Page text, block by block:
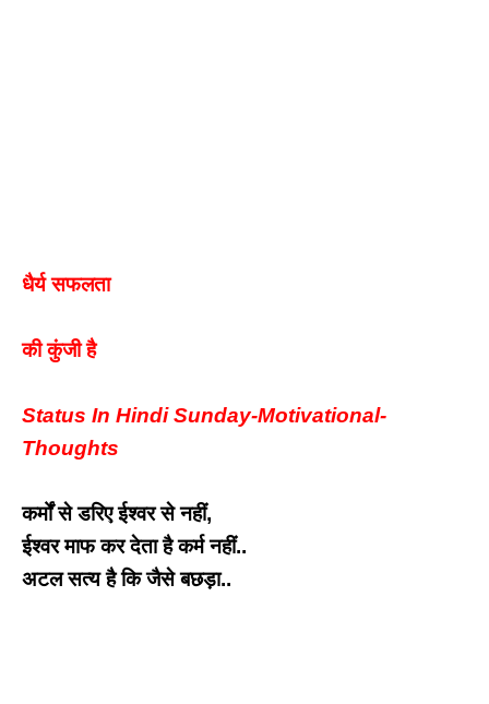
धैर्यसफलता
की कुंजी है
Status In Hindi Sunday-Motivational-
Thoughts
कर्मों से डरिए ईश्वर से नहीं,
ईश्वर माफ कर देता है कर्म नहीं..
अटल सत्य है कि जैसे बछड़ा..